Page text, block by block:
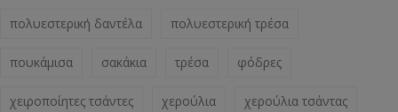
πολυεστερική δαντέλα πολυεστερική τρέσα
πουκάμισα σακάκια τρέσα φόδρες
χειροποίητες τσάντες χερούλια χερούλια τσάντας